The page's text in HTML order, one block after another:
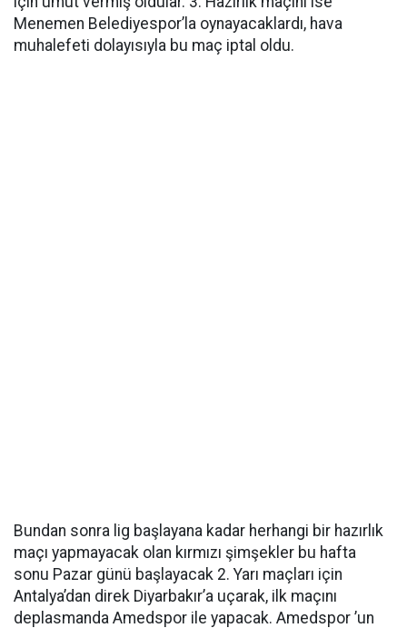
Menemen Belediyespor’la oynayacaklardı, hava
muhalefeti dolayısıyla bu maç iptal oldu.
Bundan sonra lig başlayana kadar herhangi bir hazırlık
maçı yapmayacak olan kırmızı şimşekler bu hafta
sonu Pazar günü başlayacak 2. Yarı maçları için
Antalya’dan direk Diyarbakır’a uçarak, ilk maçını
deplasmanda Amedspor ile yapacak. Amedspor ’un